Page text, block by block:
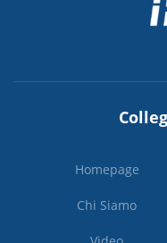
Homepage
Chi Siamo